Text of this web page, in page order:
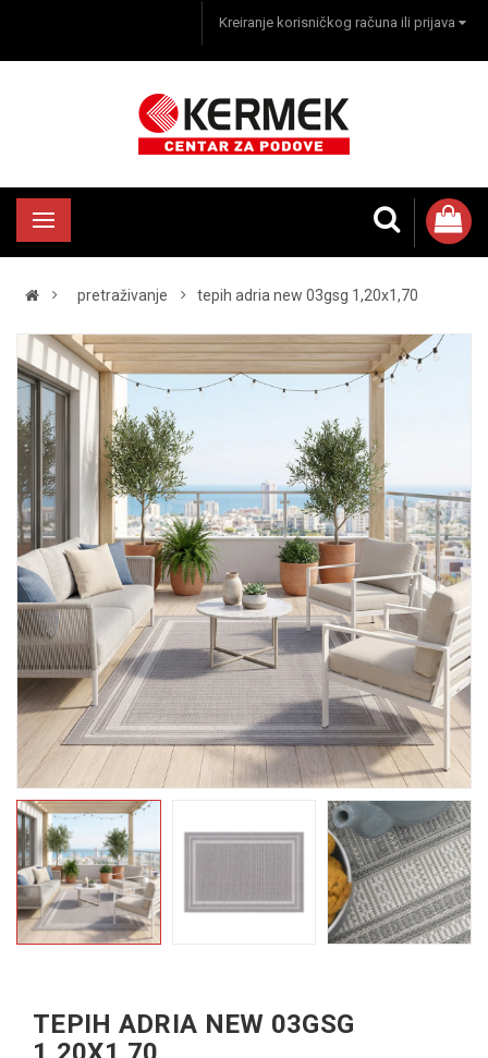
Kreiranje korisničkog računa ili prijava
pretraživanje tepih adria new 03gsg 1,20x1,70
TEPIH ADRIA NEW 03GSG